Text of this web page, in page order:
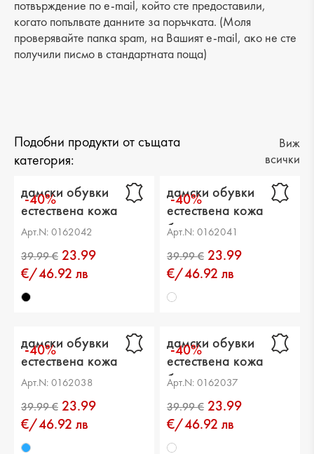
потвърждение по e-mail, който сте предоставили,
когато попълвате данните за поръчката. (Моля
проверявайте папка spam, на Вашият e-mail, ако не сте
получили писмо в стандартната поща)
Подобни продукти от същата
категория:
Виж
всички
-40%
дамски обувки
естествена кожа
черни
Арт.N: 0162042
23.99
€/46.92 лв
-40%
дамски обувки
естествена кожа
бели
Арт.N: 0162041
23.99
€/46.92 лв
-40%
дамски обувки
естествена кожа
сини
Арт.N: 0162038
23.99
€/46.92 лв
-40%
дамски обувки
естествена кожа
бели
Арт.N: 0162037
23.99
€/46.92 лв